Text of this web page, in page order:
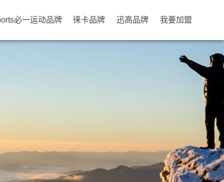
必一运动品牌 徕卡品牌 迅高品牌 我要加盟